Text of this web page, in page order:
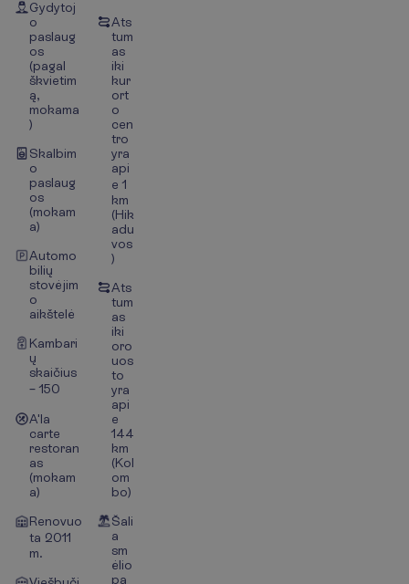
Gydytoj
o
paslaug
os
(pagal
škvietim
ą,
mokama
)
Skalbim
o
paslaug
os
(mokam
a)
Automo
bilių
stovėjim
o
aikštelė
Kambari
ų
skaičius
– 150
A'la
carte
restoran
as
(mokam
a)
Renovuo
ta 2011
m.
Ats
tum
as
iki
kur
ort
o
cen
tro
yra
api
e 1
km
(Hik
adu
vos
)
Ats
tum
as
iki
oro
uos
to
yra
api
e
144
km
(Kol
om
bo)
Šali
a
sm
ėlio
pa